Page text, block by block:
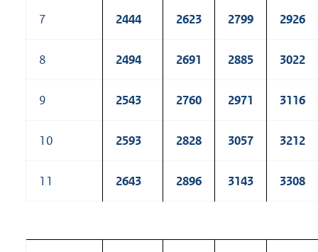
7 2444 2623 2799 2926
8 2494 2691 2885 3022
9 2543 2760 2971 3116
10 2593 2828 3057 3212
11 2643 2896 3143 3308